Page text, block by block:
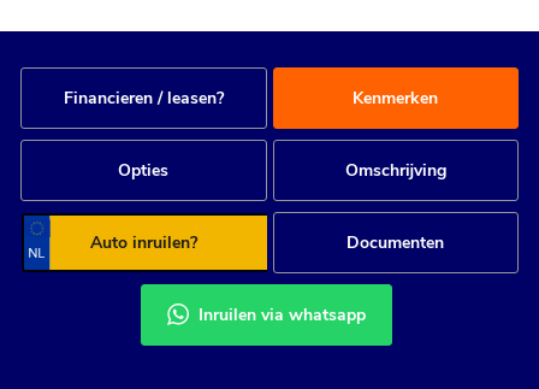
Financieren / leasen? Kenmerken
Opties Omschrijving
Auto inruilen? Documenten
Inruilen via whatsapp